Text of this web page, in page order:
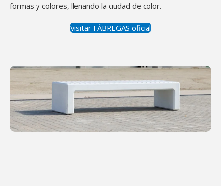
formas y colores, llenando la ciudad de color.
Visitar FÁBREGAS oficial